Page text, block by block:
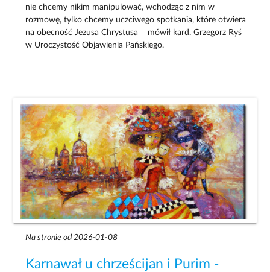
nie chcemy nikim manipulować, wchodząc z nim w
rozmowę, tylko chcemy uczciwego spotkania, które otwiera
na obecność Jezusa Chrystusa – mówił kard. Grzegorz Ryś
w Uroczystość Objawienia Pańskiego.
Na stronie od 2026-01-08
Karnawał u chrześcijan i Purim -